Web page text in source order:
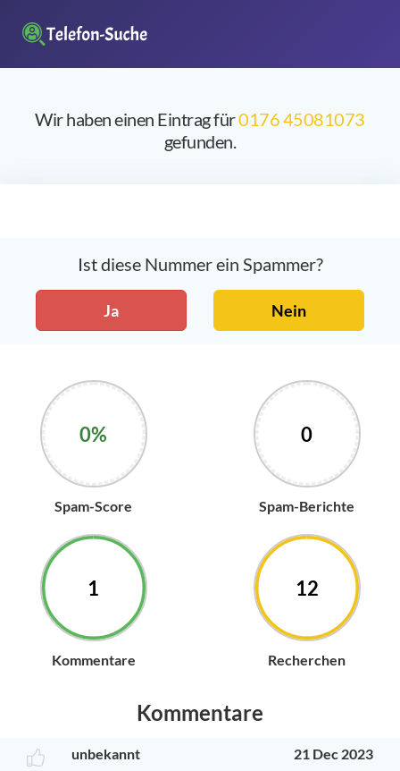
Wir haben einen Eintrag für0176 45081073
gefunden.
Ist diese Nummer ein Spammer?
Ja Nein
0%
Spam-Score
0
Spam-Berichte
1
Kommentare
12
Recherchen
Kommentare
unbekannt
21 Dec 2023